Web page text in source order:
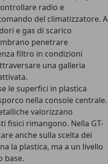
radio e
del climatizzatore. A
e gas di scarico
penetrare
filtro in condizioni
una galleria
le superfici in plastica
nella console centrale.
valorizzano
fisici rimangono. Nella GT-
anche sulla scelta dei
la plastica, ma a un livello
base.